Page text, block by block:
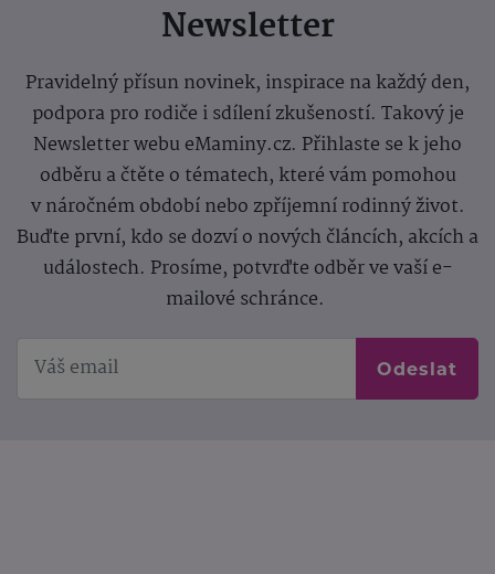
Newsletter
Pravidelný přísun novinek, inspirace na každý den,
podpora pro rodiče i sdílení zkušeností. Takový je
Newsletter webu eMaminy.cz. Přihlaste se k jeho
odběru a čtěte o tématech, které vám pomohou
v náročném období nebo zpříjemní rodinný život.
Buďte první, kdo se dozví o nových článcích, akcích a
událostech. Prosíme, potvrďte odběr ve vaší e-
mailové schránce.
Odeslat